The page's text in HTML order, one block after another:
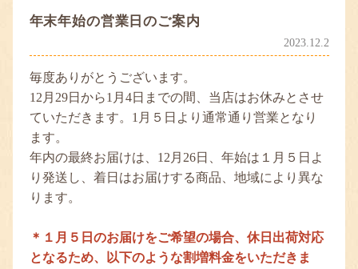
年末年始の営業日のご案内
2023.12.2
毎度ありがとうございます。
12月29日から1月4日までの間、当店はお休みとさせ
ていただきます。1月５日より通常通り営業となり
ます。
年内の最終お届けは、12月26日、年始は１月５日よ
り発送し、着日はお届けする商品、地域により異な
ります。
＊１月５日のお届けをご希望の場合、休日出荷対応
となるため、以下のような割増料金をいただきま